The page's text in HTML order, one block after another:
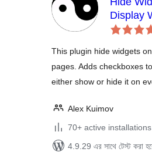
Display
This plugin hide widgets
pages. Adds checkboxes
either show or hide it on
Alex Kuimov
70+ active installations
4.9.29 এর সাথে টেস্ট করা